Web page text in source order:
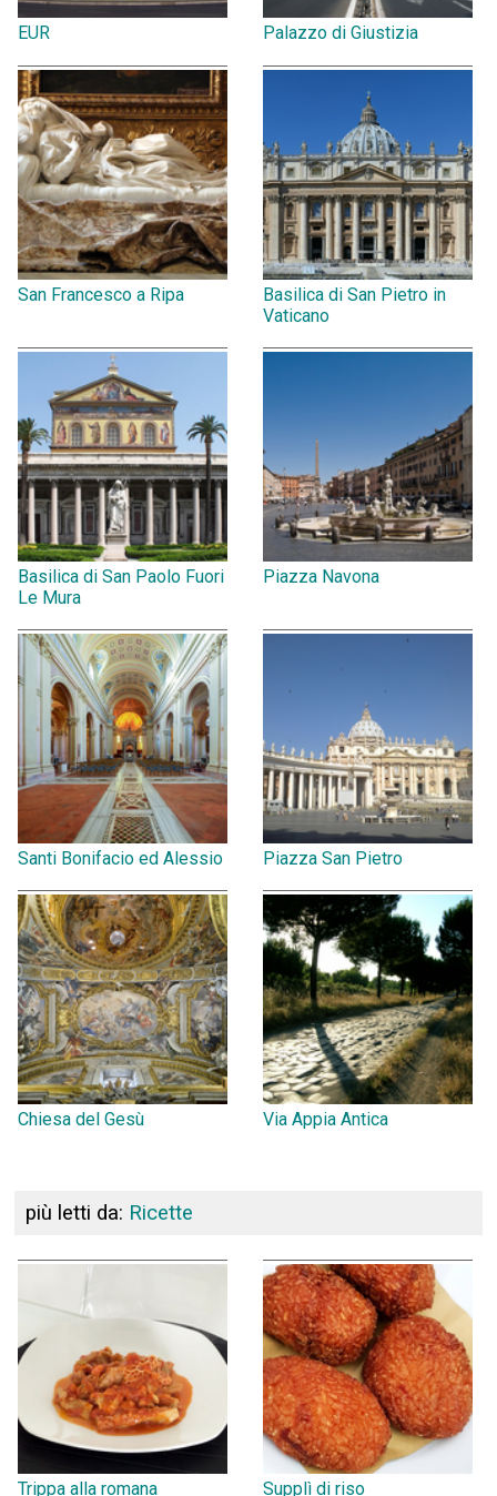
EUR Palazzo di Giustizia
San Francesco a Ripa
Basilica di San Pietro in
Vaticano
Basilica di San Paolo Fuori
Le Mura
Piazza Navona
Santi Bonifacio ed Alessio Piazza San Pietro
Chiesa del Gesù Via Appia Antica
più letti da: Ricette
Trippa alla romana Supplì di riso